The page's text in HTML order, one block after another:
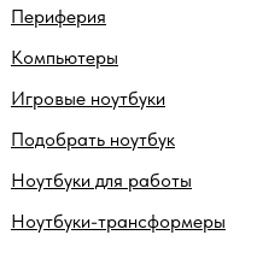
Периферия
Компьютеры
Игровые ноутбуки
Подобрать ноутбук
Ноутбуки для работы
Ноутбуки-трансформеры